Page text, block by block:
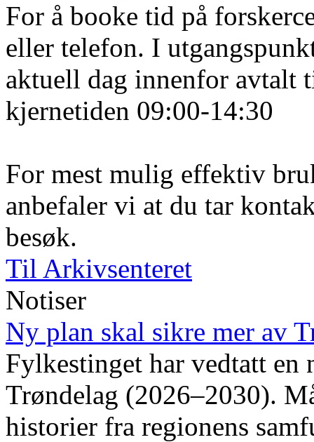
For å booke tid på
eller telefon. I
aktuell dag innenfor avtalt
kjernetiden 09:00-14:30
For mest mulig effektiv
anbefaler vi at du tar
besøk.
Til Arkivsenteret
Notiser
Ny plan skal sikre mer av
Fylkestinget har vedtatt
Trøndelag (2026–2030).
historier fra regionens